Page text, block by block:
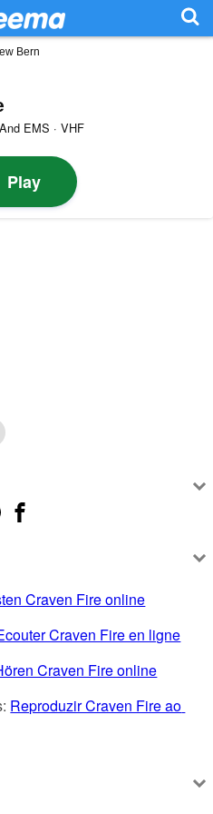
Bern
EMS · VHF
Play
Craven Fire online
Craven Fire en ligne
Craven Fire online
Reproduzir Craven Fire ao